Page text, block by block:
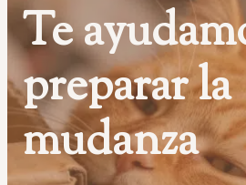
Te
preparar la
mudanza